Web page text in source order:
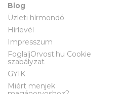
Blog
Üzleti hírmondó
Hírlevél
Impresszum
FoglaljOrvost.hu Cookie
szabályzat
GYIK
Miért menjek